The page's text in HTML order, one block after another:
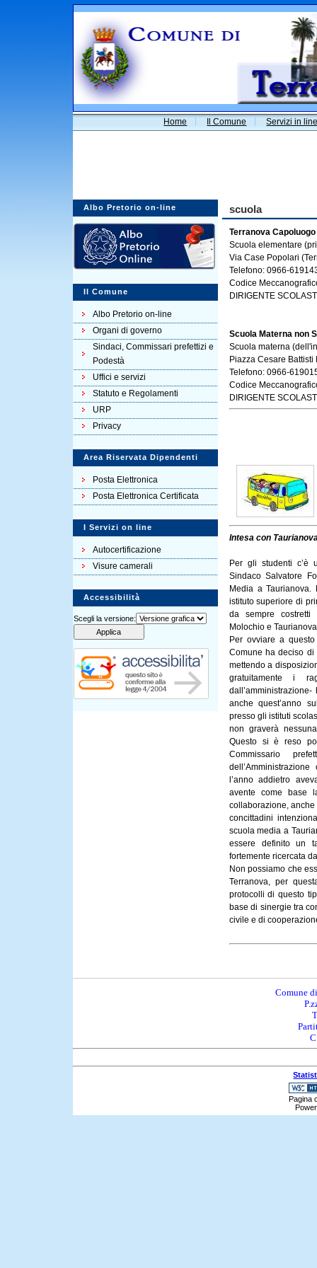
Home Il Comune Servizi in
Albo Pretorio on-line
Il Comune
Albo Pretorio on-line
Organi di governo
Sindaci, Commissari prefettizi e
Podestà
Uffici e servizi
Statuto e Regolamenti
URP
Privacy
Area Riservata Dipendenti
Posta Elettronica
Posta Elettronica Certificata
I Servizi on line
Autocertificazione
Visure camerali
Accessibilità
Scegli la versione:
scuola
Terranova Capoluogo
Scuola elementare
Via Case Popolari
Telefono: 0966-
Codice
DIRIGENTE
Scuola Materna non
Scuola materna
Piazza Cesare Battisti
Telefono: 0966-
Codice
DIRIGENTE
Intesa con
Per gli studenti c’è
Sindaco Salvatore
Media a Taurianova.
istituto superiore di
da sempre
Molochio e
Per ovviare a
Comune ha deciso di
mettendo a
gratuitamente i
anche quest’anno
presso gli istituti
non graverà
Questo si è reso
Commissario
l’anno addietro
avente come base
collaborazione,
concittadini
scuola media a
essere definito un
fortemente ricercata
Non possiamo che
Terranova, per
protocolli di questo
base di sinergie tra
civile e di
Comune
Pagina